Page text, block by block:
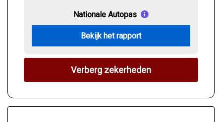
Nationale Autopas
Bekijk het rapport
Verberg zekerheden